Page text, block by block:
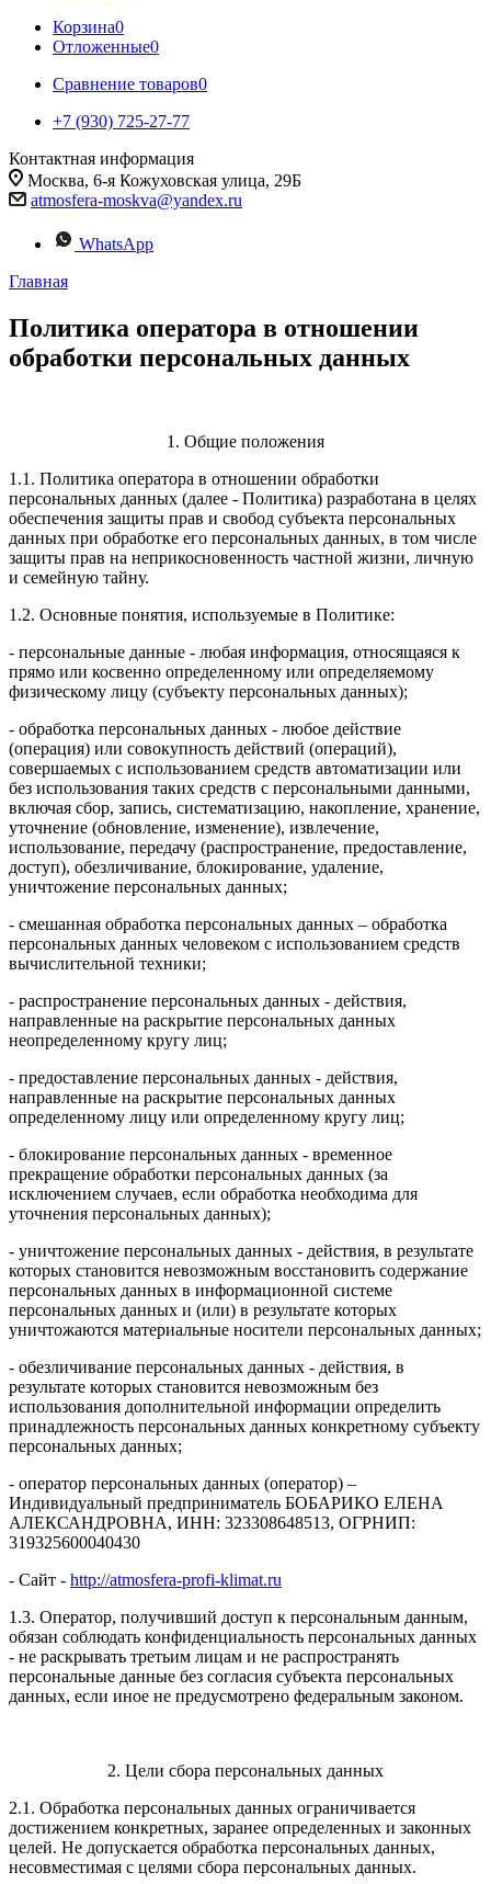
Корзина0
Отложенные0
Сравнение товаров0
+7 (930) 725-27-77
Контактная информация
Москва, 6-я Кожуховская улица, 29Б
atmosfera-moskva@yandex.ru
WhatsApp
Главная
Политика оператора в отношении
обработки персональных данных
1. Общие положения
1.1. Политика оператора в отношении обработки
персональных данных (далее - Политика) разработана в целях
обеспечения защиты прав и свобод субъекта персональных
данных при обработке его персональных данных, в том числе
защиты прав на неприкосновенность частной жизни, личную
и семейную тайну.
1.2. Основные понятия, используемые в Политике:
- персональные данные - любая информация, относящаяся к
прямо или косвенно определенному или определяемому
физическому лицу (субъекту персональных данных);
- обработка персональных данных - любое действие
(операция) или совокупность действий (операций),
совершаемых с использованием средств автоматизации или
без использования таких средств с персональными данными,
включая сбор, запись, систематизацию, накопление, хранение,
уточнение (обновление, изменение), извлечение,
использование, передачу (распространение, предоставление,
доступ), обезличивание, блокирование, удаление,
уничтожение персональных данных;
- смешанная обработка персональных данных – обработка
персональных данных человеком с использованием средств
вычислительной техники;
- распространение персональных данных - действия,
направленные на раскрытие персональных данных
неопределенному кругу лиц;
- предоставление персональных данных - действия,
направленные на раскрытие персональных данных
определенному лицу или определенному кругу лиц;
- блокирование персональных данных - временное
прекращение обработки персональных данных (за
исключением случаев, если обработка необходима для
уточнения персональных данных);
- уничтожение персональных данных - действия, в результате
которых становится невозможным восстановить содержание
персональных данных в информационной системе
персональных данных и (или) в результате которых
уничтожаются материальные носители персональных данных;
- обезличивание персональных данных - действия, в
результате которых становится невозможным без
использования дополнительной информации определить
принадлежность персональных данных конкретному субъекту
персональных данных;
- оператор персональных данных (оператор) –
Индивидуальный предприниматель БОБАРИКО ЕЛЕНА
АЛЕКСАНДРОВНА, ИНН: 323308648513, ОГРНИП:
319325600040430
- Сайт - http://atmosfera-profi-klimat.ru
1.3. Оператор, получивший доступ к персональным данным,
обязан соблюдать конфиденциальность персональных данных
- не раскрывать третьим лицам и не распространять
персональные данные без согласия субъекта персональных
данных, если иное не предусмотрено федеральным законом.
2. Цели сбора персональных данных
2.1. Обработка персональных данных ограничивается
достижением конкретных, заранее определенных и законных
целей. Не допускается обработка персональных данных,
несовместимая с целями сбора персональных данных.